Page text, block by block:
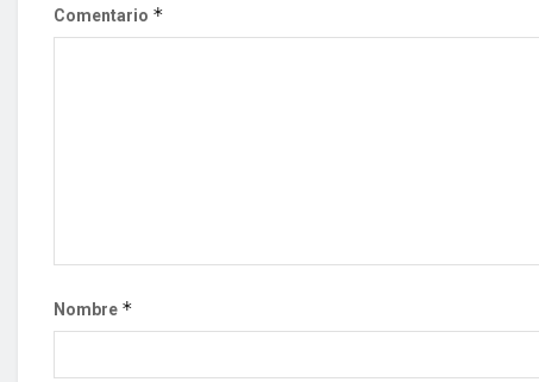
Comentario *
Nombre *